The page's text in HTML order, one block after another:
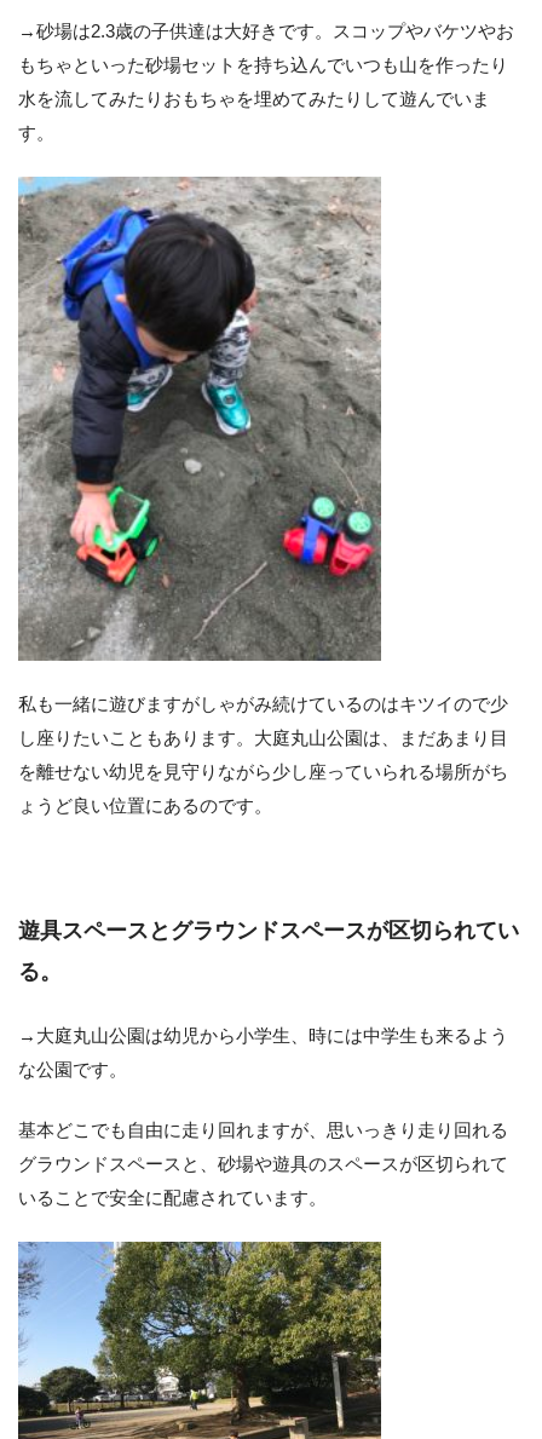
→砂場は2.3歳の子供達は大好きです。スコップやバケツやお
もちゃといった砂場セットを持ち込んでいつも山を作ったり
水を流してみたりおもちゃを埋めてみたりして遊んでいま
す。
私も一緒に遊びますがしゃがみ続けているのはキツイので少
し座りたいこともあります。大庭丸山公園は、まだあまり目
を離せない幼児を見守りながら少し座っていられる場所がち
ょうど良い位置にあるのです。
遊具スペースとグラウンドスペースが区切られてい
る。
→大庭丸山公園は幼児から小学生、時には中学生も来るよう
な公園です。
基本どこでも自由に走り回れますが、思いっきり走り回れる
グラウンドスペースと、砂場や遊具のスペースが区切られて
いることで安全に配慮されています。